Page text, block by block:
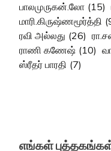
பாலமுருகன்.லோ (15)
மாரி.கிருஷ்ணமூர்த்தி
ரவி அல்லது (26)
ராணி கணேஷ் (10)
ஸ்ரீதர் பாரதி (7)
எங்கள்